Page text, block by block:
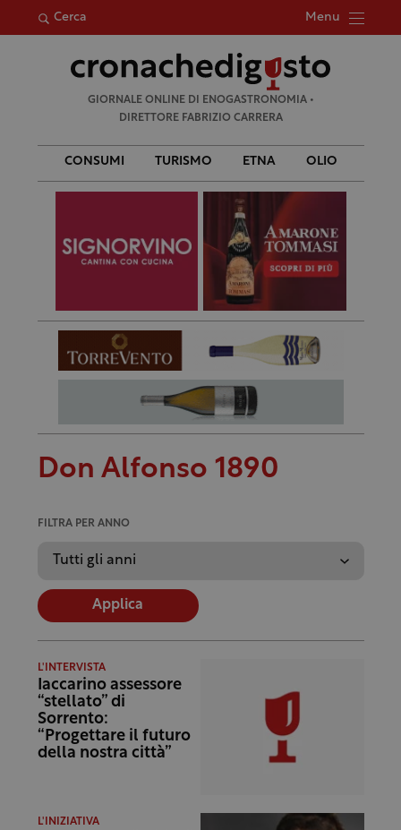
Cerca Menu
per:
GIORNALE ONLINE DI ENOGASTRONOMIA •
DIRETTORE FABRIZIO CARRERA
CONSUMI TURISMO ETNA OLIO
Don Alfonso 1890
FILTRA PER ANNO
Applica
L'INTERVISTA
Iaccarino assessore
“stellato” di
Sorrento:
“Progettare il futuro
della nostra città”
L'INIZIATIVA